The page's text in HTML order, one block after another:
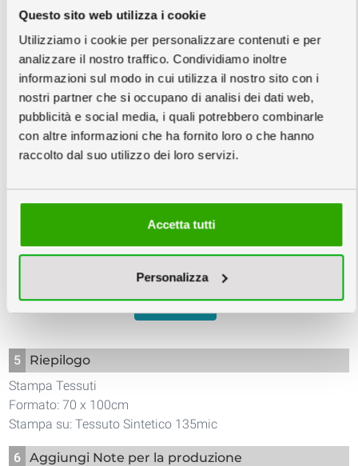
Questo sito web utilizza i cookie
Utilizziamo i cookie per personalizzare contenuti e per
analizzare il nostro traffico. Condividiamo inoltre
informazioni sul modo in cui utilizza il nostro sito con i
nostri partner che si occupano di analisi dei dati web,
pubblicità e social media, i quali potrebbero combinarle
con altre informazioni che ha fornito loro o che hanno
raccolto dal suo utilizzo dei loro servizi.
Accetta tutti
Personalizza
Copie
Mercoledì
02
Settembre
27,10
27,10 €/cad
Mercoledì
02
Settembre
24,20
24,20 €/cad
Venerdì
04
Settembre
23,00 €/cad
Prezzi IVA e trasporto escluso
Scarica Template e Schede Tecniche
5
Riepilogo
Stampa Tessuti
Formato: 70 x 100cm
Stampa su: Tessuto Sintetico 135mic
6 Aggiungi Note per la produzione